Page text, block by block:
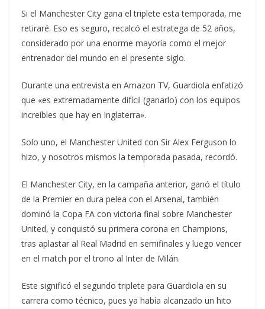
Si el Manchester City gana el triplete esta temporada, me
retiraré. Eso es seguro, recalcó el estratega de 52 años,
considerado por una enorme mayoría como el mejor
entrenador del mundo en el presente siglo.
Durante una entrevista en Amazon TV, Guardiola enfatizó
que «es extremadamente difícil (ganarlo) con los equipos
increíbles que hay en Inglaterra».
Solo uno, el Manchester United con Sir Alex Ferguson lo
hizo, y nosotros mismos la temporada pasada, recordó.
El Manchester City, en la campaña anterior, ganó el título
de la Premier en dura pelea con el Arsenal, también
dominó la Copa FA con victoria final sobre Manchester
United, y conquistó su primera corona en Champions,
tras aplastar al Real Madrid en semifinales y luego vencer
en el match por el trono al Inter de Milán.
Este significó el segundo triplete para Guardiola en su
carrera como técnico, pues ya había alcanzado un hito